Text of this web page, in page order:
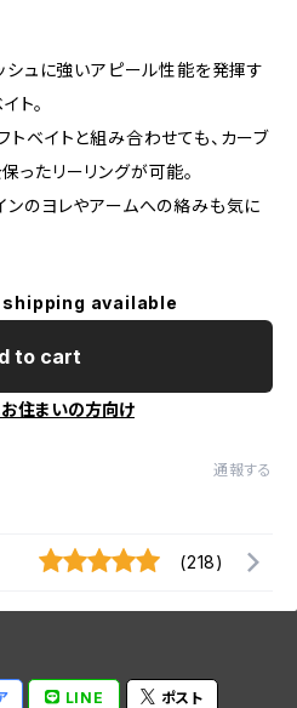
シュに強いアピール性能を発揮す
ト。
ベイトと組み合わせても、カーブ
ったリーリングが可能。
ンのヨレやアームへの絡みも気に
available
to cart
住まいの方向け
通報する
(218)
LINE ポスト